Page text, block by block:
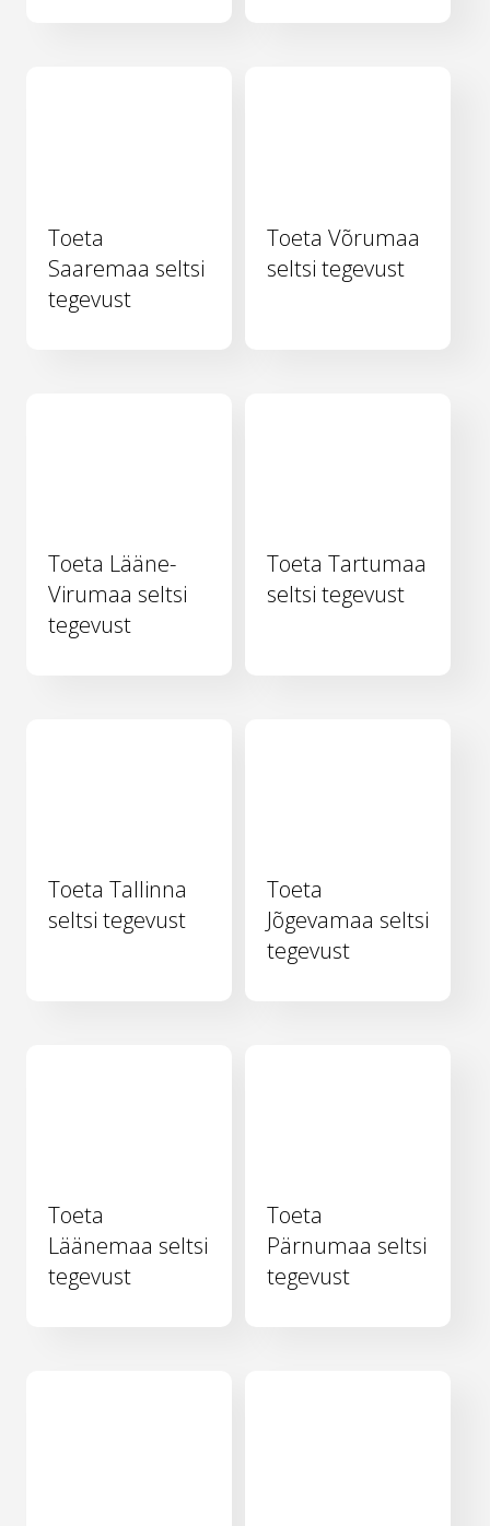
Toeta
Saaremaa seltsi
tegevust
Toeta Võrumaa
seltsi tegevust
Toeta Lääne-
Virumaa seltsi
tegevust
Toeta Tartumaa
seltsi tegevust
Toeta Tallinna
seltsi tegevust
Toeta
Jõgevamaa seltsi
tegevust
Toeta
Läänemaa seltsi
tegevust
Toeta
Pärnumaa seltsi
tegevust